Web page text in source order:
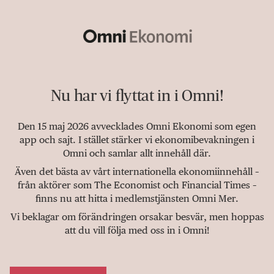
Nu har vi flyttat in i Omni!
Den 15 maj 2026 avvecklades Omni Ekonomi som egen
app och sajt. I stället stärker vi ekonomibevakningen i
Omni och samlar allt innehåll där.
Även det bästa av vårt internationella ekonomiinnehåll –
från aktörer som The Economist och Financial Times –
finns nu att hitta i medlemstjänsten Omni Mer.
Vi beklagar om förändringen orsakar besvär, men hoppas
att du vill följa med oss in i Omni!